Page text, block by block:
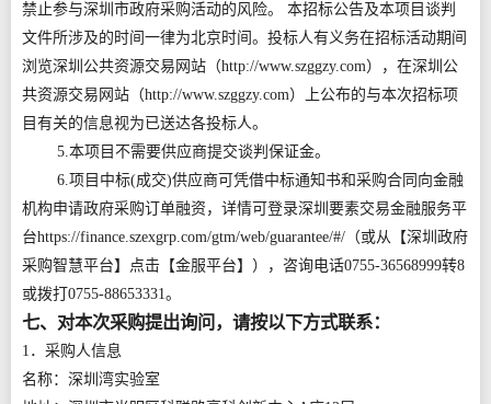
禁止参与深圳市政府采购活动的风险。 本招标公告及本项目谈判
文件所涉及的时间一律为北京时间。投标人有义务在招标活动期间
浏览深圳公共资源交易网站（http://www.szggzy.com），在深圳公
共资源交易网站（http://www.szggzy.com）上公布的与本次招标项
目有关的信息视为已送达各投标人。
5.本项目不需要供应商提交谈判保证金。
6.项目中标(成交)供应商可凭借中标通知书和采购合同向金融
机构申请政府采购订单融资，详情可登录深圳要素交易金融服务平
台https://finance.szexgrp.com/gtm/web/guarantee/#/（或从【深圳政府
采购智慧平台】点击【金服平台】），咨询电话0755-36568999转8
或拨打0755-88653331。
七、对本次采购提出询问，请按以下方式联系：
1．采购人信息
名称：深圳湾实验室